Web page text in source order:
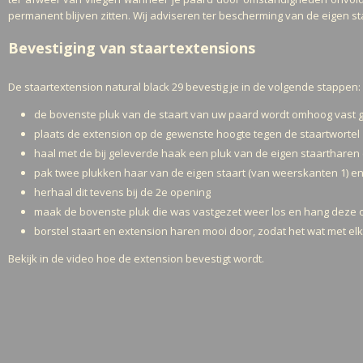
permanent blijven zitten. Wij adviseren ter bescherming van de eigen
Bevestiging van staartextensions
De staartextension natural black 29 bevestig je in de volgende stappen:
de bovenste pluk van de staart van uw paard wordt omhoog vast
plaats de extension op de gewenste hoogte tegen de staartwortel
haal met de bij geleverde haak een pluk van de eigen
pak twee plukken haar van de eigen staart (van weerskanten 1)
herhaal dit tevens bij de 2e opening
maak de bovenste pluk die was vastgezet weer los en hang deze
borstel staart en extension haren mooi door, zodat het wat met
Bekijk in de video hoe de extension bevestigt wordt.